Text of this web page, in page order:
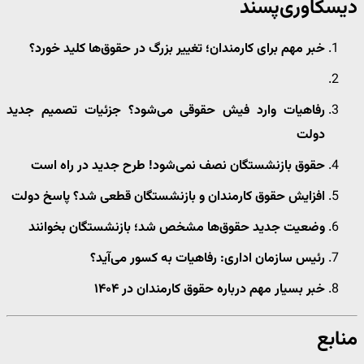
دیسکاوری‌پسند
خبر مهم برای کارمندان؛ تغییر بزرگ در حقوق‌ها کلید خورد؟
رفاهیات وارد فیش حقوقی می‌شود؟ جزئیات تصمیم جدید
دولت
حقوق بازنشستگان نصف نمی‌شود! طرح جدید در راه است
افزایش حقوق کارمندان و بازنشستگان قطعی شد؟ پاسخ دولت
وضعیت جدید حقوق‌ها مشخص شد؛ بازنشستگان بخوانند
رئیس سازمان اداری: رفاهیات به کسور می‌آید؟
خبر بسیار مهم درباره حقوق کارمندان در ۱۴۰۴
منابع